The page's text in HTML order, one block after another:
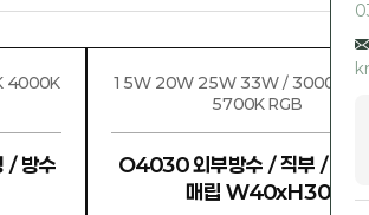
4000K
/ 방수
15W 20W 25W 33W / 3000K
5700K RGB
O4030 외부방수 / 직부 / 펜
매립 W40xH30